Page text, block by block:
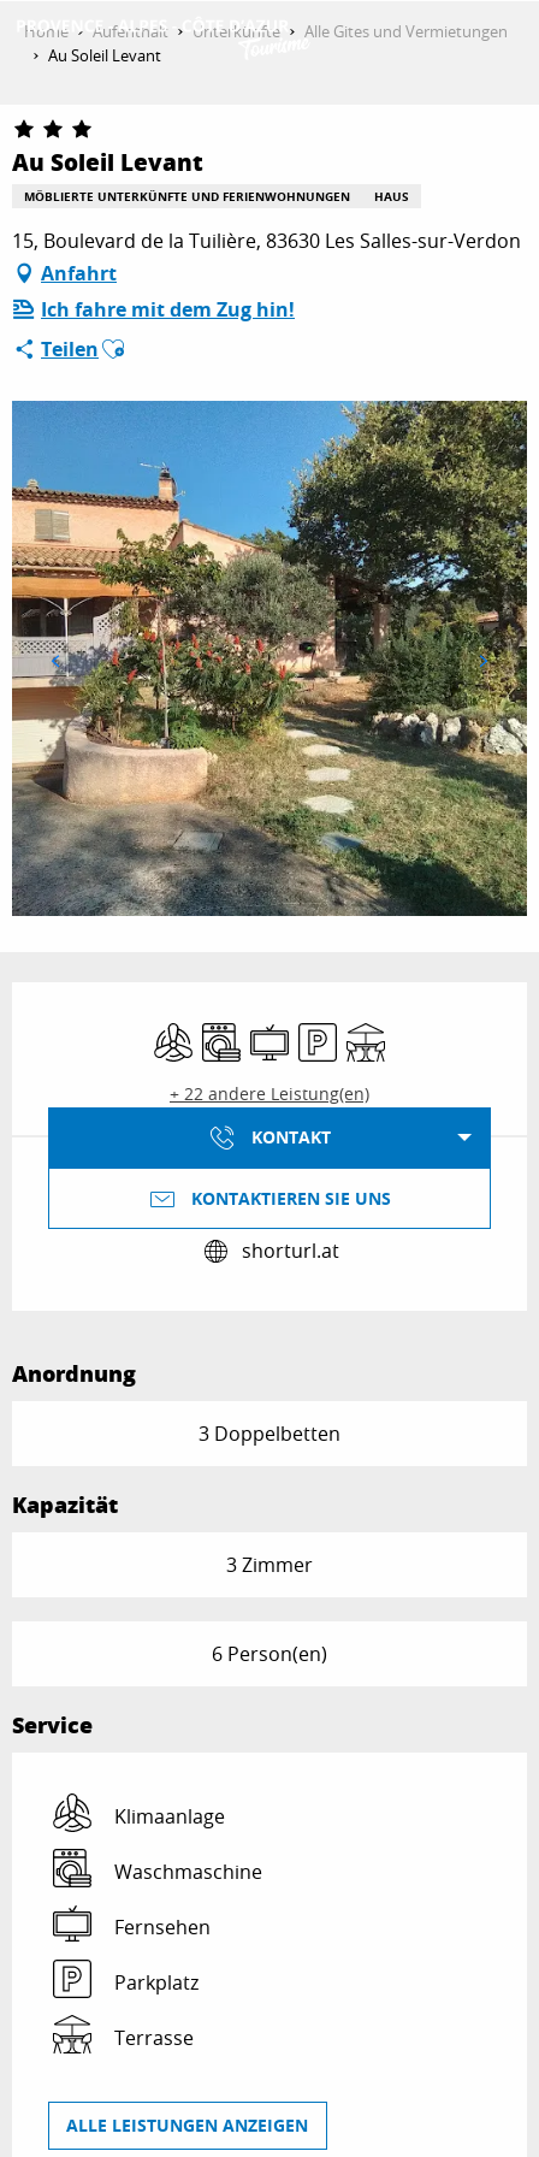
ENTDECKEN
AKTIVITÄTEN
AUFENTHALT
ESPACE PRO
Home Aufenthalt Unterkünfte
Alle Gites und Vermietungen
Au Soleil Levant
Au Soleil Levant
MÖBLIERTE UNTERKÜNFTE UND FERIENWOHNUNGEN HAUS
15, Boulevard de la Tuilière, 83630 Les Salles-sur-Verdon
Anfahrt
Ich fahre mit dem Zug hin!
TeilenAjouter aux favoris
Klimaanlage
Waschmaschine
FernsehenParkplatzTerrasse
+ 22 andere Leistung(en)
KONTAKT
KONTAKTIEREN SIE UNS
shorturl.at
Anordnung
3 Doppelbetten
Kapazität
3 Zimmer
6 Person(en)
Service
Klimaanlage
Waschmaschine
Fernsehen
Parkplatz
Terrasse
ALLE LEISTUNGEN ANZEIGEN